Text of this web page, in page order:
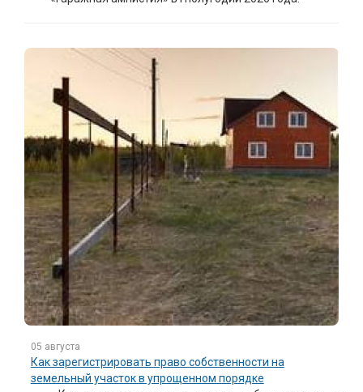
05 августа
Как зарегистрировать право собственности на
земельный участок в упрощенном порядке